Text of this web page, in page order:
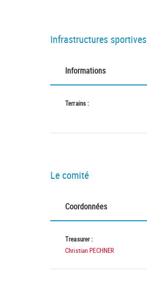
Infrastructures sportives
Informations
Terrains :
Le comité
Coordonnées
Treasurer :
Christian PECHNER